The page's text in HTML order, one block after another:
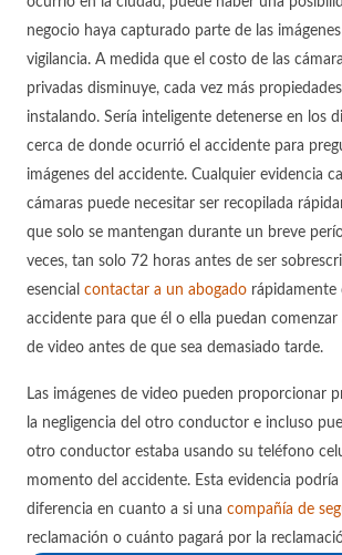
negocio haya capturado parte de las
vigilancia. A medida que el costo de las
privadas disminuye, cada vez más
instalando. Sería inteligente detenerse en los
cerca de donde ocurrió el accidente para
imágenes del accidente. Cualquier evidencia
cámaras puede necesitar ser recopilada
que solo se mantengan durante un breve
veces, tan solo 72 horas antes de ser
esencial contactar a un abogado rápidamente
accidente para que él o ella puedan
de video antes de que sea demasiado tarde.
Las imágenes de video pueden proporcionar
la negligencia del otro conductor e incluso
otro conductor estaba usando su teléfono
momento del accidente. Esta evidencia podría
diferencia en cuanto a si una compañía de
reclamación o cuánto pagará por la